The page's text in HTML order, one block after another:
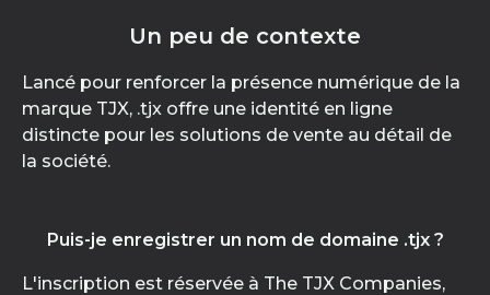
Un peu de contexte
Lancé pour renforcer la présence numérique de la
marque TJX, .tjx offre une identité en ligne
distincte pour les solutions de vente au détail de
la société.
Puis-je enregistrer un nom de domaine .tjx ?
L'inscription est réservée à The TJX Companies,